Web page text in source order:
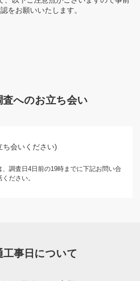
をお願いいたします。
査へのお立ち会い
会いください)
調査日4日前の19時までに下記お問い合
ださい。
工事日について